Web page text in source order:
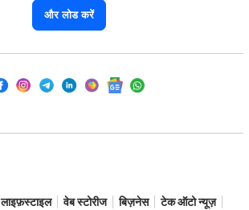
और लोड करें
लाइफ़स्टाइल वेब स्टोरीज बिज़नेस
टेक ऑटो न्यूज़